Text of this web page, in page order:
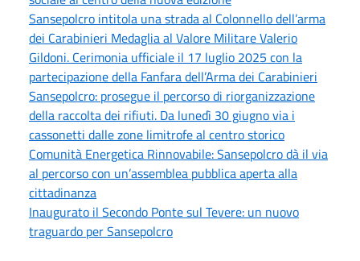
Sansepolcro intitola una strada al Colonnello dell’arma
dei Carabinieri Medaglia al Valore Militare Valerio
Gildoni. Cerimonia ufficiale il 17 luglio 2025 con la
partecipazione della Fanfara dell’Arma dei Carabinieri
Sansepolcro: prosegue il percorso di riorganizzazione
della raccolta dei rifiuti. Da lunedì 30 giugno via i
cassonetti dalle zone limitrofe al centro storico
Comunità Energetica Rinnovabile: Sansepolcro dà il via
al percorso con un’assemblea pubblica aperta alla
cittadinanza
Inaugurato il Secondo Ponte sul Tevere: un nuovo
traguardo per Sansepolcro